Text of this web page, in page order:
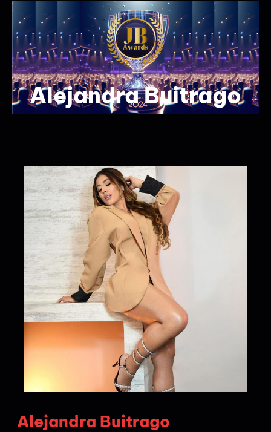
Alejandra Buitrago
Alejandra Buitrago